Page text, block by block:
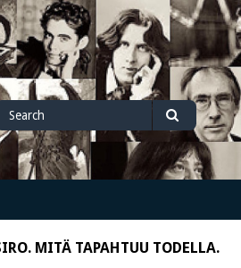
Search
MITÄ TAPAHTUU TODELLA.